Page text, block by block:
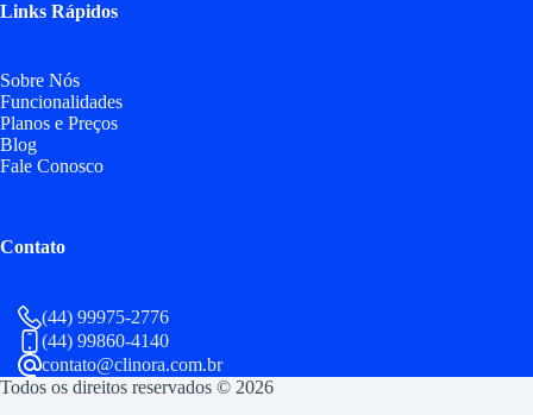
Links Rápidos
Sobre Nós
Funcionalidades
Planos e Preços
Blog
Fale Conosco
Contato
(44) 99975-2776
(44) 99860-4140
contato@clinora.com.br
Todos os direitos reservados © 2026